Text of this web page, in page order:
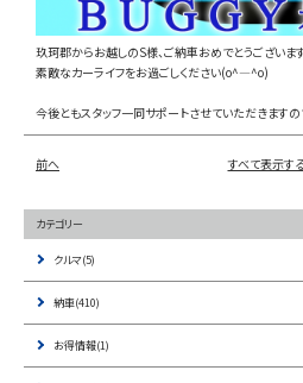
玖珂郡からお越しのS様、ご納車おめでとうございます
素敵なカーライフをお過ごしください(o^―^o)
今後ともスタッフ一同サポートさせていただきますの
前へ すべて表示す
カテゴリー
クルマ(5)
納車(410)
お得情報(1)